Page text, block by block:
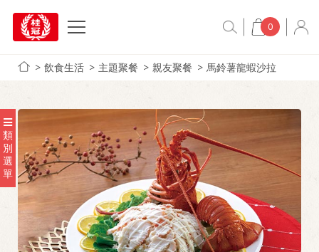
0
飲食生活 主題聚餐 親友聚餐 馬鈴薯龍蝦沙拉
類
別
選
單